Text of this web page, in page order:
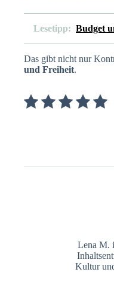
Lesetipp: Budget
Das gibt nicht nur
und Freiheit.
Lena M.
Kultur